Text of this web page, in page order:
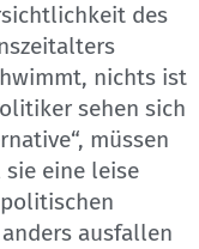
des
nichts ist
sehen sich
müssen
eine leise
ausfallen